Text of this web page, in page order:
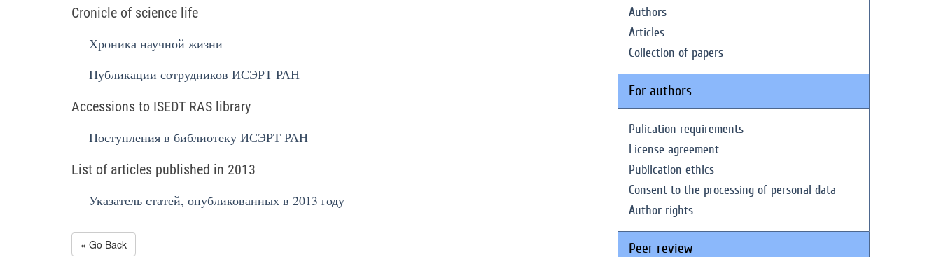
Cronicle of science life
Хроника научной жизни
Публикации сотрудников ИСЭРТ РАН
Accessions to ISEDT RAS library
Поступления в библиотеку ИСЭРТ РАН
List of articles published in 2013
Указатель статей, опубликованных в 2013 году
« Go Back
Authors
Articles
Collection of papers
For authors
Pulication requirements
License agreement
Publication ethics
Consent to the processing of personal data
Author rights
Peer review